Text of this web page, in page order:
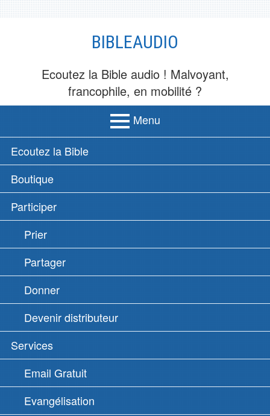
BIBLEAUDIO
Ecoutez la Bible audio ! Malvoyant,
francophile, en mobilité ?
Menu
MENU
PRINCIPAL
Ecoutez la Bible
Boutique
Participer
Prier
Partager
Donner
Devenir distributeur
Services
Email Gratuit
Evangélisation